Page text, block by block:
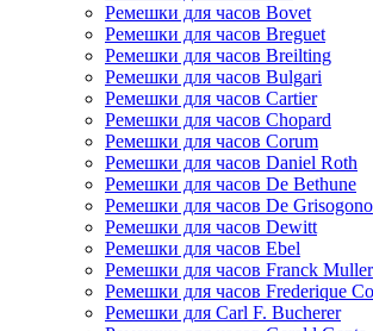
Ремешки для часов Bovet
Ремешки для часов Breguet
Ремешки для часов Breilting
Ремешки для часов Bulgari
Ремешки для часов Cartier
Ремешки для часов Chopard
Ремешки для часов Corum
Ремешки для часов Daniel Roth
Ремешки для часов De Bethune
Ремешки для часов De Grisogono
Ремешки для часов Dewitt
Ремешки для часов Ebel
Ремешки для часов Franck Muller
Ремешки для часов Frederique
Ремешки для Carl F. Bucherer